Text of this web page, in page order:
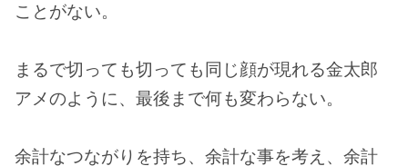
ことがない。
まるで切っても切っても同じ顔が現れる金太郎
アメのように、最後まで何も変わらない。
余計なつながりを持ち、余計な事を考え、余計